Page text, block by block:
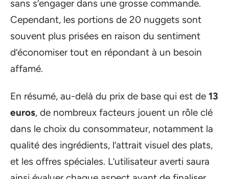
sans s’engager dans une grosse commande.
Cependant, les portions de 20 nuggets sont
souvent plus prisées en raison du sentiment
d’économiser tout en répondant à un besoin
affamé.
En résumé, au-delà du prix de base qui est de 13
euros, de nombreux facteurs jouent un rôle clé
dans le choix du consommateur, notamment la
qualité des ingrédients, l’attrait visuel des plats,
et les offres spéciales. L’utilisateur averti saura